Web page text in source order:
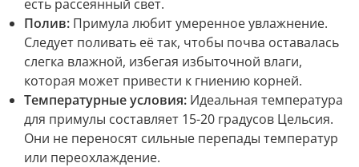
есть рассеянный свет.
Полив: Примула любит умеренное увлажнение.
Следует поливать её так, чтобы почва оставалась
слегка влажной, избегая избыточной влаги,
которая может привести к гниению корней.
Температурные условия: Идеальная температура
для примулы составляет 15-20 градусов Цельсия.
Они не переносят сильные перепады температур
или переохлаждение.